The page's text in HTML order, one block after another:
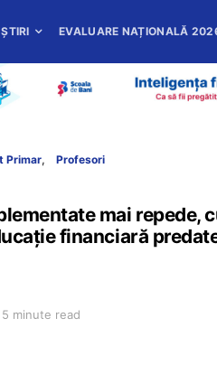
ȘTIRI EVALUARE NAȚIONALĂ
Primar Profesori
mai repede,
financiară
5 minute read